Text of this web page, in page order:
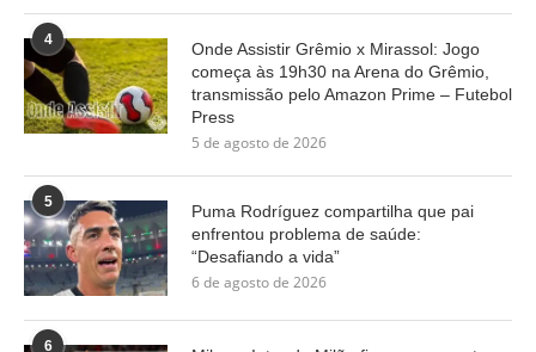
4
Onde Assistir Grêmio x Mirassol: Jogo
começa às 19h30 na Arena do Grêmio,
transmissão pelo Amazon Prime – Futebol
Press
5 de agosto de 2026
5
Puma Rodríguez compartilha que pai
enfrentou problema de saúde:
“Desafiando a vida”
6 de agosto de 2026
6